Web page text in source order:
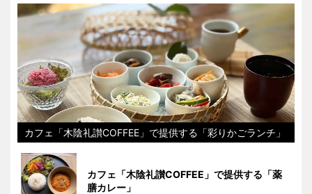
カフェ「木陰礼讃COFFEE」で提供する「彩りかごランチ」
カフェ「木陰礼讃COFFEE」で提供する「薬
膳カレー」